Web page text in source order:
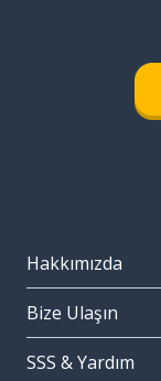
Hakkımızda
Bize Ulaşın
SSS & Yardım